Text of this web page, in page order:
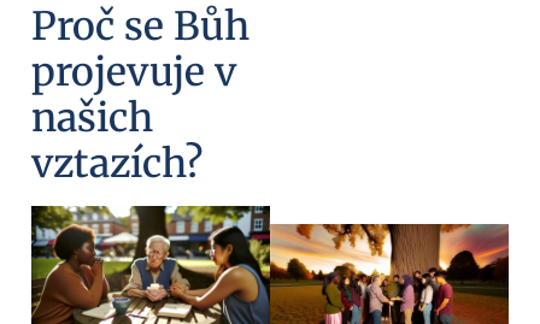
Proč se Bůh
projevuje v
našich
vztazích?